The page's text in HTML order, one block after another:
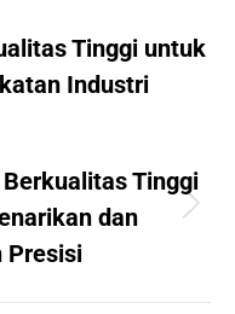
Tinggi untuk
Industri
Tinggi
dan
Presisi